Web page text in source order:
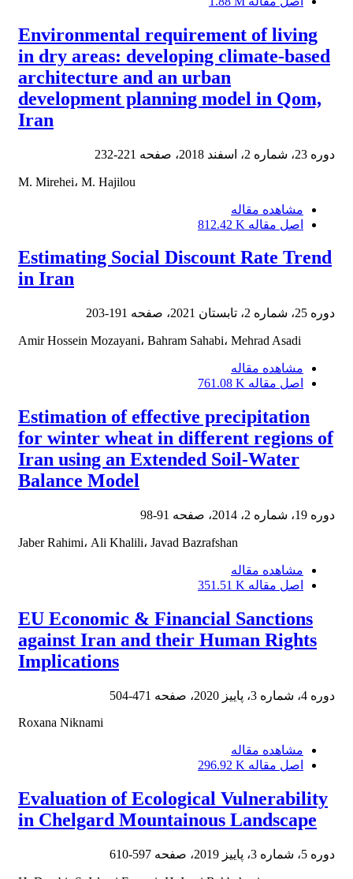
Environmental requirement of living
in dry areas: developing climate-based
architecture and an urban
development planning model in Qom,
Iran
دوره 23، شماره 2، اسفند 2018، صفحه 221-232
M. Mirehei، M. Hajilou
مشاهده مقاله
اصل مقاله 812.42 K
Estimating Social Discount Rate Trend
in Iran
دوره 25، شماره 2، تابستان 2021، صفحه 191-203
Amir Hossein Mozayani، Bahram Sahabi، Mehrad Asadi
مشاهده مقاله
اصل مقاله 761.08 K
Estimation of effective precipitation
for winter wheat in different regions of
Iran using an Extended Soil-Water
Balance Model
دوره 19، شماره 2، 2014، صفحه 91-98
Jaber Rahimi، Ali Khalili، Javad Bazrafshan
مشاهده مقاله
اصل مقاله 351.51 K
EU Economic & Financial Sanctions
against Iran and their Human Rights
Implications
دوره 4، شماره 3، پاییز 2020، صفحه
471-504
Roxana Niknami
مشاهده مقاله
اصل مقاله 296.92 K
Evaluation of Ecological Vulnerability
in Chelgard Mountainous Landscape
دوره 5، شماره 3، پاییز 2019، صفحه 597-610